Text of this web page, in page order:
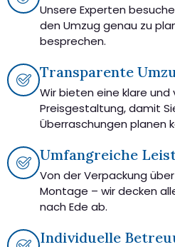
Unsere Experten
den Umzug genau zu
besprechen.
Transparente
Wir bieten eine klare
Preisgestaltung, damit
Überraschungen planen
Umfangreiche
Von der Verpackung
Montage – wir decken
nach Ede ab.
Individuelle